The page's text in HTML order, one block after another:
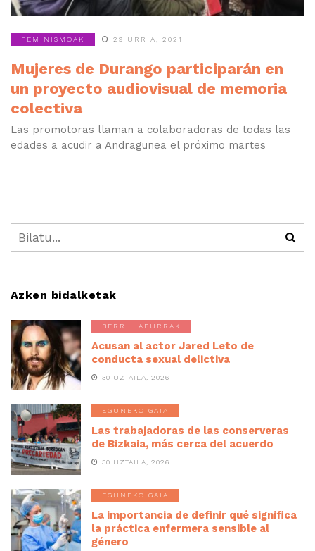
FEMINISMOAK 29 URRIA, 2021
Mujeres de Durango participarán en
un proyecto audiovisual de memoria
colectiva
Las promotoras llaman a colaboradoras de todas las
edades a acudir a Andragunea el próximo martes
Azken bidalketak
BERRI LABURRAK
Acusan al actor Jared Leto de
conducta sexual delictiva
30 UZTAILA, 2026
EGUNEKO GAIA
Las trabajadoras de las conserveras
de Bizkaia, más cerca del acuerdo
30 UZTAILA, 2026
EGUNEKO GAIA
La importancia de definir qué significa
la práctica enfermera sensible al
género